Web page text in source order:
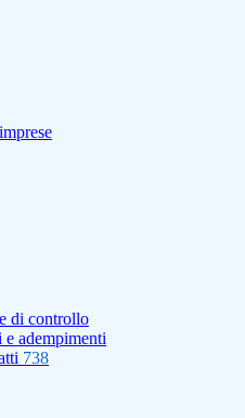
di controllo
adempimenti
738